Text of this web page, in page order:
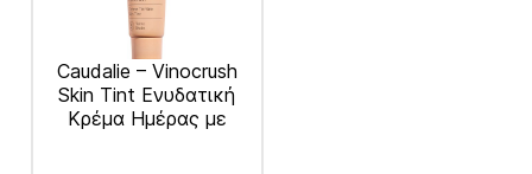
Caudalie – Vinocrush
Skin Tint Ενυδατική
Κρέμα Ημέρας με